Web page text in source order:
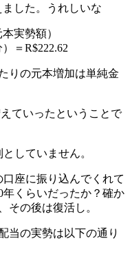
ました。うれしいな
実勢額）
＝R$222.62
りの元本増加は単純金
ていったということで
していません。
座に振り込んでくれて
年くらいだったか？確か
その後は復活し。
当の実勢は以下の通り